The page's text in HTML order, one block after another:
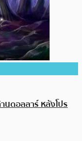
นดอลลาร์ หลังโปร